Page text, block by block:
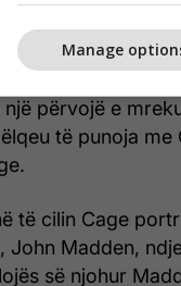
më telefonoi
përsëri tregoi se
jo sepse
përvojë e
të punoja me
të cilin Cage
John Madden,
së njohur
Manage